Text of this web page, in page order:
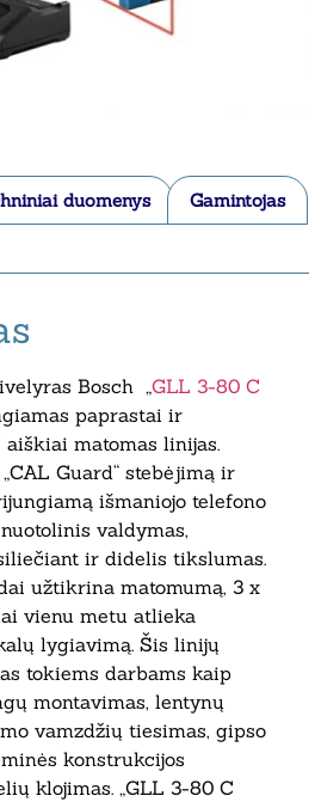
duomenys Gamintojas
Bosch „GLL 3-80 C
paprastai ir
aiškiai matomas linijas.
Guard“ stebėjimą ir
išmaniojo telefono
valdymas,
ir didelis tikslumas.
užtikrina matomumą, 3 x
vienu metu atlieka
lygiavimą. Šis linijų
tokiems darbams kaip
montavimas, lentynų
vamzdžių tiesimas, gipso
konstrukcijos
klojimas. „GLL 3-80 C